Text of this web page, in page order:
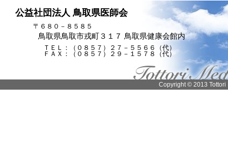
公益社団法人 鳥取県医師会
〒６８０－８５８５
鳥取県鳥取市戎町３１７ 鳥取県健康会館内
ＴＥＬ：（０８５７）２７－５５６６（代）
ＦＡＸ：（０８５７）２９－１５７８（代）
Copyright © 2013 Tottori